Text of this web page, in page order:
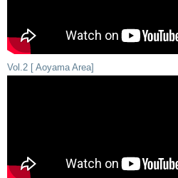
Vol.2 [ Aoyama Area]